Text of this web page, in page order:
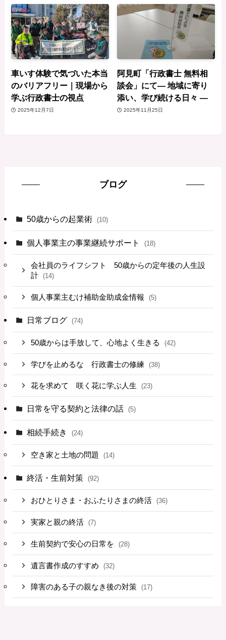
車いす体験で気づいた本当
のバリアフリー｜現場から
学ぶ行政書士の視点
2025年12月7日
阿見町「行政書士 無料相
談会」にて— 地域に寄り
添い、学び続ける日々 —
2025年11月25日
ブログ
50歳からの起業術 (10)
個人事業主の事業継続サポート (18)
会社員のライフシフト 50歳からの定年後の人生設
計
(14)
個人事業主むけ補助金助成金情報 (5)
日常ブログ (74)
50歳からは手放して、心地よく生きる (42)
学びを止めるな 行政書士の修練 (38)
花を求めて 咲く花に学ぶ人生 (23)
日常を守る契約と法律の話 (5)
相続手続き (24)
空き家と土地の問題 (14)
終活・生前対策 (92)
おひとりさま・おふたりさまの終活 (36)
実家と親の終活 (7)
生前契約で安心の日常を (28)
遺言書作成のすすめ (32)
障害のある子の親なき後の対策 (17)